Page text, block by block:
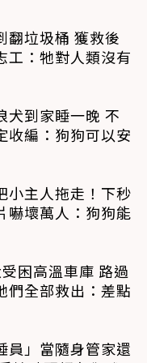
翻垃圾桶 獲救後
工：牠對人類沒有
犬到家睡一晚 不
收編：狗狗可以安
小主人拖走！下秒
嚇壞萬人：狗狗能
困高溫車庫 路過
們全部救出：差點
員」當隨身管家還